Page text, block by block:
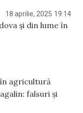
18 aprilie, 2025 19:14
și din lume în
agricultură
falsuri și